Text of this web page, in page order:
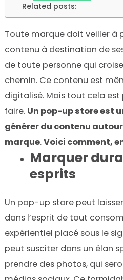
Related posts:
Toute marque doit veiller à
contenu à destination de
de toute personne qui
chemin. Ce contenu est
digitalisé. Mais tout cela est
faire. Un pop-up store est
générer du contenu
marque.Voici comment,
Marquer
esprits
Un pop-up store peut
dans l’esprit de tout
expérientiel placé sous le
peut susciter dans un élan
prendre des photos, qui